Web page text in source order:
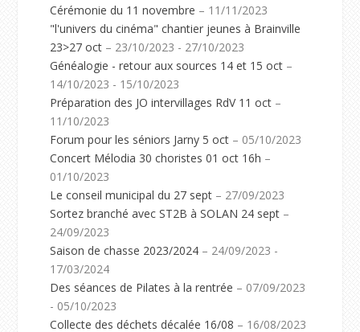
Cérémonie du 11 novembre – 11/11/2023
"l'univers du cinéma" chantier jeunes à Brainville
23>27 oct – 23/10/2023 - 27/10/2023
Généalogie - retour aux sources 14 et 15 oct –
14/10/2023 - 15/10/2023
Préparation des JO intervillages RdV 11 oct –
11/10/2023
Forum pour les séniors Jarny 5 oct – 05/10/2023
Concert Mélodia 30 choristes 01 oct 16h –
01/10/2023
Le conseil municipal du 27 sept – 27/09/2023
Sortez branché avec ST2B à SOLAN 24 sept –
24/09/2023
Saison de chasse 2023/2024 – 24/09/2023 -
17/03/2024
Des séances de Pilates à la rentrée – 07/09/2023
- 05/10/2023
Collecte des déchets décalée 16/08 – 16/08/2023